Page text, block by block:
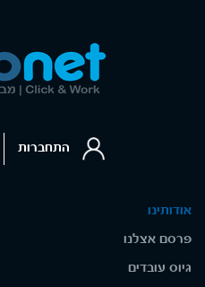
אודותינו
פרסם אצלנו
גיוס עובדים